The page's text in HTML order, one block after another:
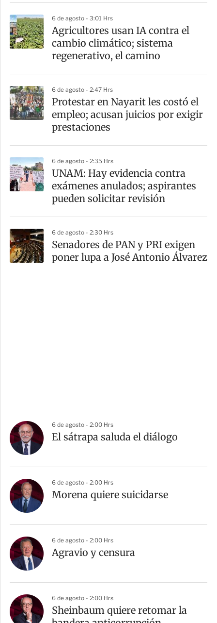
6 de agosto - 3:01 Hrs
Agricultores usan IA contra el
cambio climático; sistema
regenerativo, el camino
6 de agosto - 2:47 Hrs
Protestar en Nayarit les costó el
empleo; acusan juicios por exigir
prestaciones
6 de agosto - 2:35 Hrs
UNAM: Hay evidencia contra
exámenes anulados; aspirantes
pueden solicitar revisión
6 de agosto - 2:30 Hrs
Senadores de PAN y PRI exigen
poner lupa a José Antonio Álvarez
6 de agosto - 2:00 Hrs
El sátrapa saluda el diálogo
6 de agosto - 2:00 Hrs
Morena quiere suicidarse
6 de agosto - 2:00 Hrs
Agravio y censura
6 de agosto - 2:00 Hrs
Sheinbaum quiere retomar la